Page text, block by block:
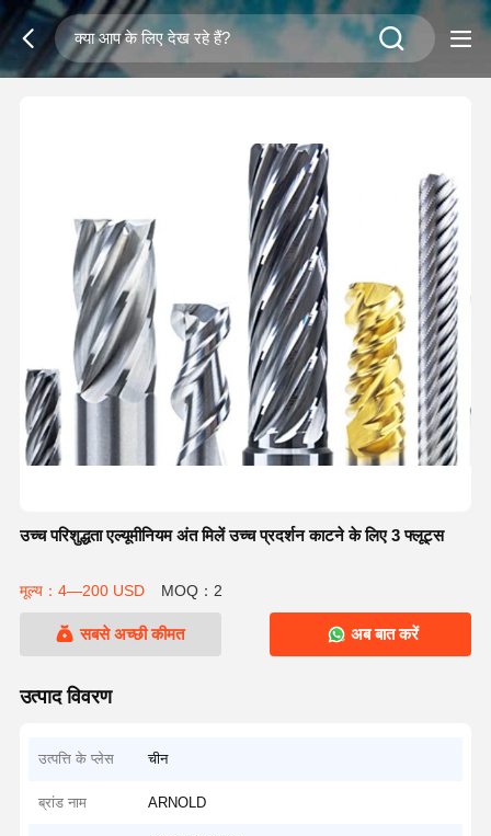
उच्च परिशुद्धता एल्यूमीनियम अंत मिलें उच्च प्रदर्शन काटने के लिए 3 फ्लूट्स
मूल्य：4—200 USD MOQ：2
सबसे अच्छी कीमत अब बात करें
उत्पाद विवरण
उत्पत्ति के प्लेस चीन
ब्रांड नाम ARNOLD